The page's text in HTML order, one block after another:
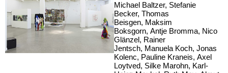
Michael Baltzer, Stefanie
Becker, Thomas
Beisgen, Maksim
Boksgorn, Antje Bromma, Nico
Glänzel, Rainer
Jentsch, Manuela Koch, Jonas
Kolenc, Pauline Kraneis, Axel
Loytved, Silke Marohn, Karl-